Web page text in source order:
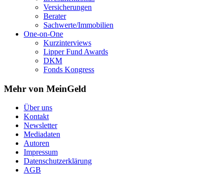
Versicherungen
Berater
Sachwerte/Immobilien
One-on-One
Kurzinterviews
Lipper Fund Awards
DKM
Fonds Kongress
Mehr von MeinGeld
Über uns
Kontakt
Newsletter
Mediadaten
Autoren
Impressum
Datenschutzerklärung
AGB